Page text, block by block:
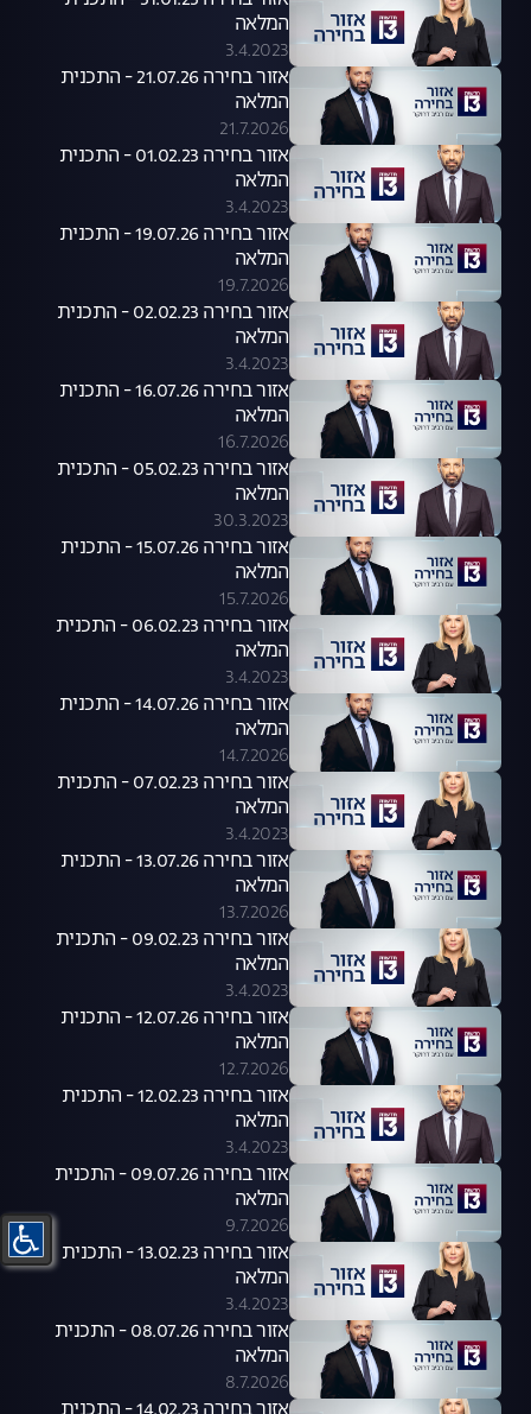
המלאה
3.4.2023
אזור בחירה 21.07.26 - התכנית
המלאה
21.7.2026
אזור בחירה 01.02.23 - התכנית
המלאה
3.4.2023
אזור בחירה 19.07.26 - התכנית
המלאה
19.7.2026
אזור בחירה 02.02.23 - התכנית
המלאה
3.4.2023
אזור בחירה 16.07.26 - התכנית
המלאה
16.7.2026
אזור בחירה 05.02.23 - התכנית
המלאה
30.3.2023
אזור בחירה 15.07.26 - התכנית
המלאה
15.7.2026
אזור בחירה 06.02.23 - התכנית
המלאה
3.4.2023
אזור בחירה 14.07.26 - התכנית
המלאה
14.7.2026
אזור בחירה 07.02.23 - התכנית
המלאה
3.4.2023
אזור בחירה 13.07.26 - התכנית
המלאה
13.7.2026
אזור בחירה 09.02.23 - התכנית
המלאה
3.4.2023
אזור בחירה 12.07.26 - התכנית
המלאה
12.7.2026
אזור בחירה 12.02.23 - התכנית
המלאה
3.4.2023
אזור בחירה 09.07.26 - התכנית
המלאה
9.7.2026
אזור בחירה 13.02.23 - התכנית
המלאה
3.4.2023
אזור בחירה 08.07.26 - התכנית
המלאה
8.7.2026